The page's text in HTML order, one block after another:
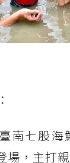
臺南七股海
場，主打